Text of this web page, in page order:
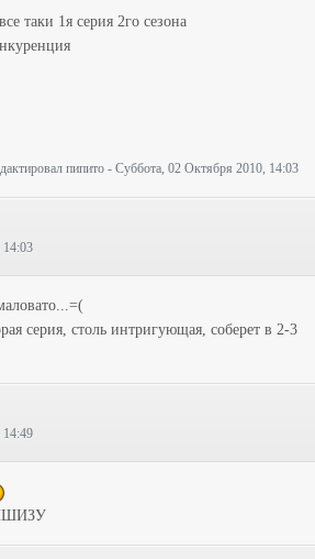
таки 1я серия 2го сезона
пипито - Суббота, 02 Октября 2010, 14:03
14:03
серия, столь интригующая, соберет в 2-3
14:49